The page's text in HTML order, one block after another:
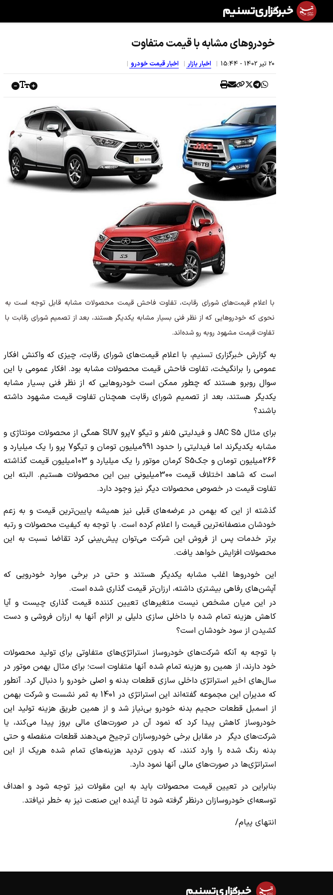
خودروهای مشابه با قیمت متفاوت
20 تير 1402 - 15:44 اخبار بازار اخبار قیمت خودرو
با اعلام قیمت‌های شورای رقابت، تفاوت فاحش قیمت محصولات مشابه قابل توجه است به
نحوی که خودروهایی که از نظر فنی بسیار مشابه یکدیگر هستند، بعد از تصمیم شورای رقابت با
تفاوت قیمت مشهود روبه رو شده‌اند.
به گزارش خبرگزاری تسنیم، با اعلام قیمت‌های شورای رقابت، چیزی که واکنش افکار
عمومی را برانگیخت، تفاوت فاحش قیمت محصولات مشابه بود. افکار عمومی با این
سوال روبرو هستند که چطور ممکن است خودروهایی که از نظر فنی بسیار مشابه
یکدیگر هستند، بعد از تصمیم شورای رقابت همچنان تفاوت قیمت مشهود داشته
باشند؟
برای مثال JAC S5 و فیدلیتی 5نفر و تیگو 7پرو SUV همگی از محصولات مونتاژی و
مشابه یکدیگرند اما فیدلیتی را حدود 991میلیون تومان و تیگو7 پرو را یک میلیارد و
266میلیون تومان و جکS5 کرمان موتور را یک میلیارد و 103میلیون قیمت گذاشته
است که شاهد اختلاف قیمت 300میلیونی بین این محصولات هستیم. البته این
تفاوت قیمت در خصوص محصولات دیگر نیز وجود دارد.
گذشته از این که بهمن در عرضه‌های قبلی نیز همیشه پایین‌ترین قیمت و به زعم
خودشان منصفانه‌ترین قیمت را اعلام کرده است. با توجه به کیفیت محصولات و رتبه
برتر خدمات پس از فروش این شرکت می‌توان پیش‌بینی کرد تقاضا نسبت به این
محصولات افزایش خواهد یافت.
این خودروها اغلب مشابه یکدیگر هستند و حتی در برخی موارد خودرویی که
آپشن‌های رفاهی بیشتری داشته، ارزان‌تر قیمت گذاری شده است.
در این میان مشخص نیست متغیرهای تعیین کننده قیمت گذاری چیست و آیا
کاهش هزینه تمام شده با داخلی سازی دلیلی بر الزام آنها به ارزان فروشی و دست
کشیدن از سود خودشان است؟
با توجه به آنکه شرکت‌های خودروساز استراتژی‌های متفاوتی برای تولید محصولات
خود دارند، از همین رو هزینه تمام شده آنها متفاوت است؛ برای مثال بهمن موتور در
سال‌های اخیر استراتژی داخلی سازی قطعات بدنه و اصلی خودرو را دنبال کرد. آنطور
که مدیران این مجموعه گفته‌اند این استراتژی در 1401 به ثمر نشست و شرکت بهمن
از اسمبل قطعات حجیم بدنه خودرو بی‌نیاز شد و از همین طریق هزینه تولید این
خودروساز کاهش پیدا کرد که نمود آن در صورت‌های مالی بروز پیدا می‌کند، یا
شرکت‌های دیگر در مقابل برخی خودروسازان ترجیح می‌دهند قطعات منفصله و حتی
بدنه رنگ شده را وارد کنند، که بدون تردید هزینه‌های تمام شده هریک از این
استراتژی‌ها در صورت‌های مالی آنها نمود دارد.
بنابراین در تعیین قیمت محصولات باید به این مقولات نیز توجه شود و اهداف
توسعه‌ای خودروسازان درنظر گرفته شود تا آینده این صنعت نیز به خطر نیافتد.
انتهای پیام/